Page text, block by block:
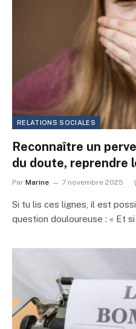
RELATIONS SOCIALES
Reconnaître un
du doute, reprendre
Par Marine 7 novembre 2025
Si tu lis ces lignes, il est
question douloureuse : « Et